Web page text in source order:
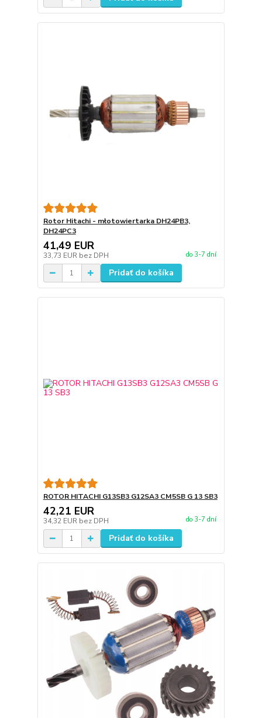
Rotor Hitachi - młotowiertarka DH24PB3,
DH24PC3
41,49 EUR
33,73 EUR bez DPH do 3-7 dní
Pridať do košíka
ROTOR HITACHI G13SB3 G12SA3 CM5SB G 13 SB3
42,21 EUR
34,32 EUR bez DPH do 3-7 dní
Pridať do košíka